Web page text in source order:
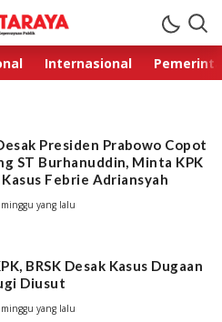
Kepercayaan Publik
Internasional
Presiden Prabowo Copot
ST Burhanuddin, Minta KPK
Febrie Adriansyah
yang lalu
BRSK Desak Kasus Dugaan
Diusut
yang lalu